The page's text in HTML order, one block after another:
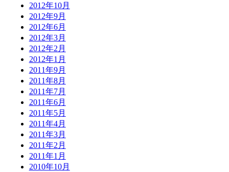
2012年10月
2012年9月
2012年6月
2012年3月
2012年2月
2012年1月
2011年9月
2011年8月
2011年7月
2011年6月
2011年5月
2011年4月
2011年3月
2011年2月
2011年1月
2010年10月